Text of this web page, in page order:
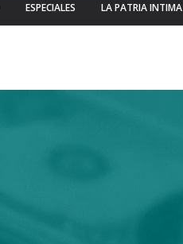
ESPECIALES LA PATRIA INTIMA